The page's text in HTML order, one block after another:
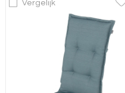
Vergelijk